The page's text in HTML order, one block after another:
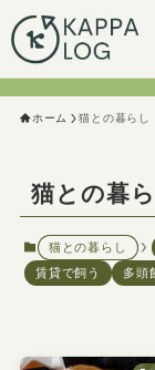
ホーム 猫との暮らし
猫との暮
猫との暮らし
賃貸で飼う
多頭